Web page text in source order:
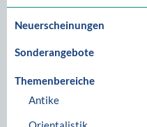
Neuerscheinungen
Sonderangebote
Themenbereiche
Antike